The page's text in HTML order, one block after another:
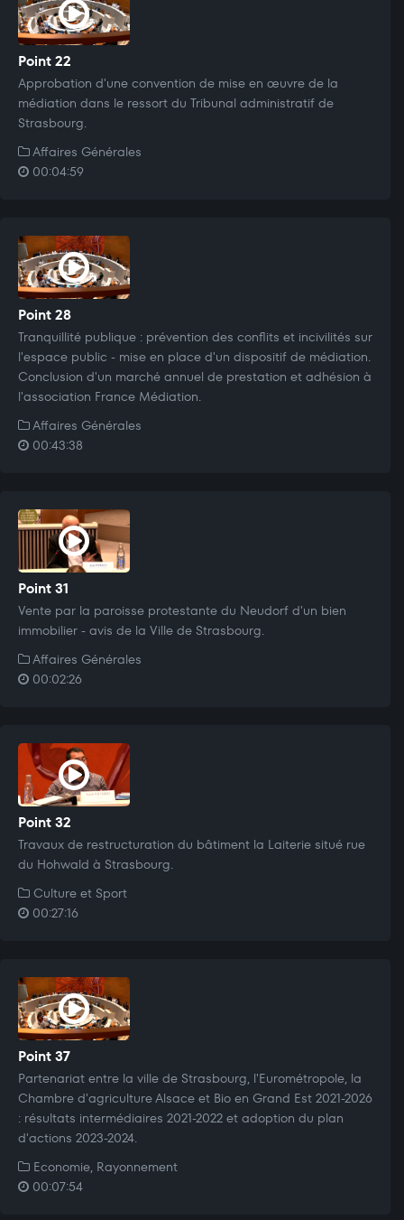
Point 22
Approbation d'une convention de mise en œuvre de la
médiation dans le ressort du Tribunal administratif de
Strasbourg.
Affaires Générales
00:04:59
Point 28
Tranquillité publique : prévention des conflits et incivilités sur
l'espace public - mise en place d'un dispositif de médiation.
Conclusion d'un marché annuel de prestation et adhésion à
l'association France Médiation.
Affaires Générales
00:43:38
Point 31
Vente par la paroisse protestante du Neudorf d'un bien
immobilier - avis de la Ville de Strasbourg.
Affaires Générales
00:02:26
Point 32
Travaux de restructuration du bâtiment la Laiterie situé rue
du Hohwald à Strasbourg.
Culture et Sport
00:27:16
Point 37
Partenariat entre la ville de Strasbourg, l'Eurométropole, la
Chambre d'agriculture Alsace et Bio en Grand Est 2021-2026
: résultats intermédiaires 2021-2022 et adoption du plan
d'actions 2023-2024.
Economie, Rayonnement
00:07:54